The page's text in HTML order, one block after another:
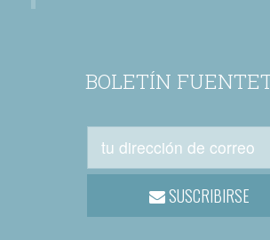
BOLETÍN
SUSCRIBIRSE